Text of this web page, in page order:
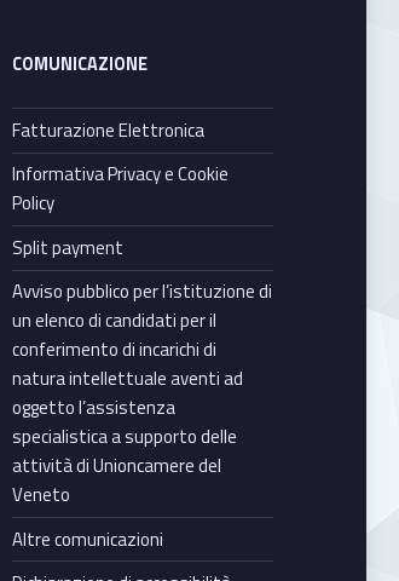
COMUNICAZIONE
Fatturazione Elettronica
Informativa Privacy e Cookie
Policy
Split payment
Avviso pubblico per l’istituzione di
un elenco di candidati per il
conferimento di incarichi di
natura intellettuale aventi ad
oggetto l’assistenza
specialistica a supporto delle
attività di Unioncamere del
Veneto
Altre comunicazioni